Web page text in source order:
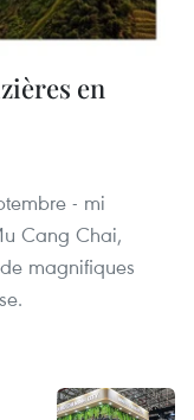
en
- mi
Cang Chai,
magnifiques